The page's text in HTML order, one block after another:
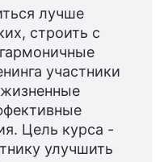
лучше
строить с
участники
Цель курса -
улучшить